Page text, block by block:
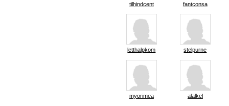
tilhindcent fantconsa
letthalpkom stelpurne
myorimea alalkel